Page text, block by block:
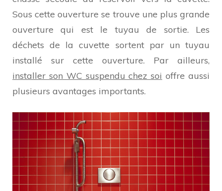
Sous cette ouverture se trouve une plus grande
ouverture qui est le tuyau de sortie. Les
déchets de la cuvette sortent par un tuyau
installé sur cette ouverture. Par ailleurs,
installer son WC suspendu chez soi offre aussi
plusieurs avantages importants.